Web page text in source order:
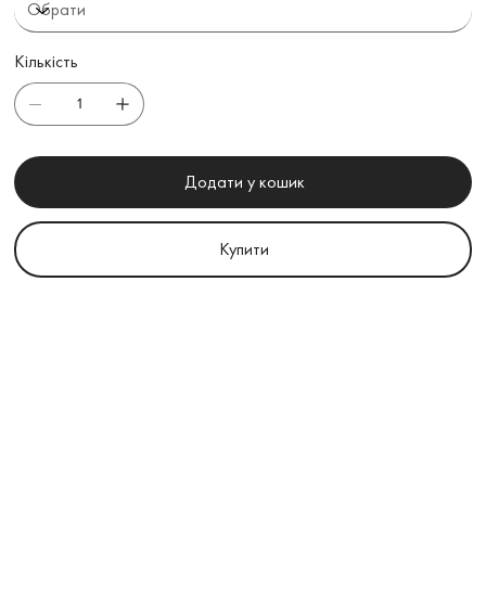
Кількість
Додати у кошик
Купити